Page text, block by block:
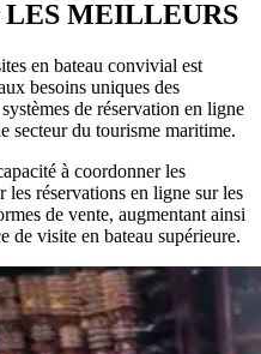
MEILLEURS
en bateau convivial est
besoins uniques des
de réservation en ligne
secteur du tourisme maritime.
à coordonner les
les réservations en ligne sur les
de vente, augmentant ainsi
de visite en bateau supérieure.